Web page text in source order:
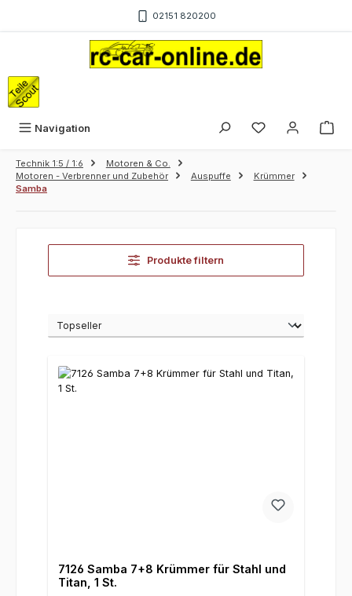
02151 820200
Navigation
Technik 1:5 / 1:6
Motoren & Co.
Motoren - Verbrenner und Zubehör
Auspuffe
Krümmer
Samba
Produkte filtern
7126 Samba 7+8 Krümmer für Stahl und
Titan, 1 St.